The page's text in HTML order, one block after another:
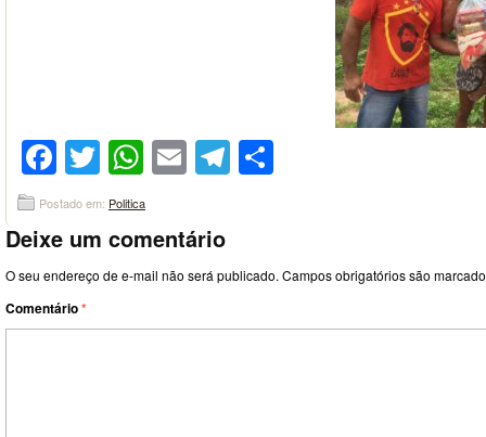
Facebook
Twitter
WhatsApp
EmailTelegram
Postado em: Politica
Deixe um comentário
O seu endereço de e-mail não será publicado. Campos obrigatórios são
Comentário*